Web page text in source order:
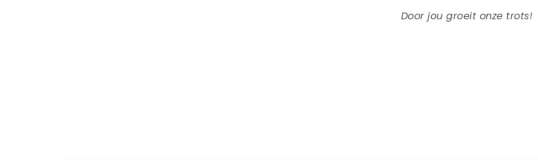
Door jou groeit onze trots!